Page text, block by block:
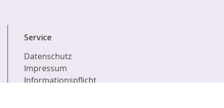
Service
Datenschutz
Impressum
Informationspflicht